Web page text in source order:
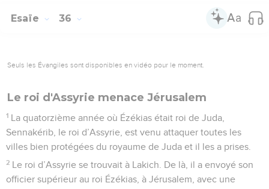
Esaïe 36
Seuls les Évangiles sont disponibles en vidéo pour le moment.
Le roi d'Assyrie menace Jérusalem
1 La quatorzième année où Ézékias était roi de Juda,
Sennakérib, le roi d’Assyrie, est venu attaquer toutes les
villes bien protégées du royaume de Juda et il les a prises.
2 Le roi d’Assyrie se trouvait à Lakich. De là, il a envoyé son
officier supérieur au roi Ézékias, à Jérusalem, avec une